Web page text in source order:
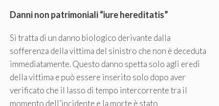
Danni non patrimoniali “iure hereditatis”
Si tratta di un danno biologico derivante dalla
sofferenza della vittima del sinistro che non è deceduta
immediatamente. Questo danno spetta solo agli eredi
della vittima e può essere inserito solo dopo aver
verificato che il lasso di tempo intercorrente tra il
momento dell’incidente e la morte è stato